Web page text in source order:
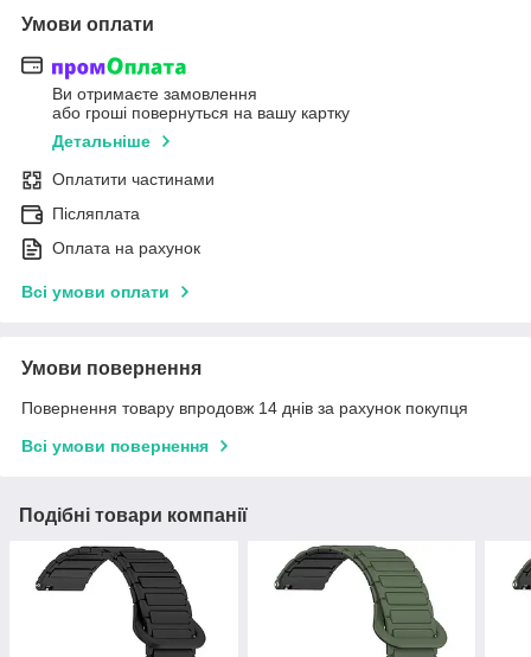
Умови оплати
Ви отримаєте замовлення
або гроші повернуться на вашу картку
Детальніше
Оплатити частинами
Післяплата
Оплата на рахунок
Всі умови оплати
Умови повернення
Повернення товару впродовж 14 днів за рахунок покупця
Всі умови повернення
Подібні товари компанії